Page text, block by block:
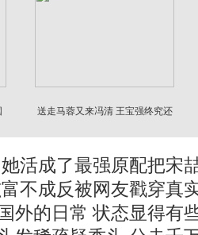
送走马蓉又来冯清 王宝强终究还
活成了最强原配把宋
不成反被网友戳穿真
外的日常 状态显得有